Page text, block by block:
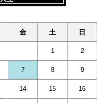
金 土 日
1 2
7 8 9
14 15 16